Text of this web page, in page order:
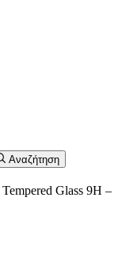
Αναζήτηση
Tempered Glass 9H –